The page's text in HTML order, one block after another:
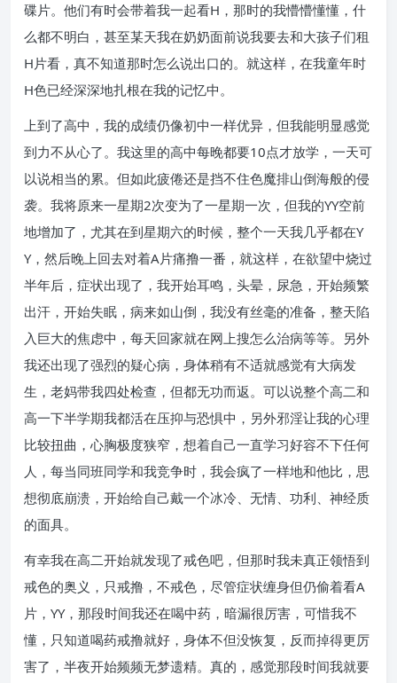
碟片。他们有时会带着我一起看H，那时的我懵懵懂懂，什
么都不明白，甚至某天我在奶奶面前说我要去和大孩子们租
H片看，真不知道那时怎么说出口的。就这样，在我童年时
H色已经深深地扎根在我的记忆中。
上到了高中，我的成绩仍像初中一样优异，但我能明显感觉
到力不从心了。我这里的高中每晚都要10点才放学，一天可
以说相当的累。但如此疲倦还是挡不住色魔排山倒海般的侵
袭。我将原来一星期2次变为了一星期一次，但我的YY空前
地增加了，尤其在到星期六的时候，整个一天我几乎都在Y
Y，然后晚上回去对着A片痛撸一番，就这样，在欲望中烧过
半年后，症状出现了，我开始耳鸣，头晕，尿急，开始频繁
出汗，开始失眠，病来如山倒，我没有丝毫的准备，整天陷
入巨大的焦虑中，每天回家就在网上搜怎么治病等等。另外
我还出现了强烈的疑心病，身体稍有不适就感觉有大病发
生，老妈带我四处检查，但都无功而返。可以说整个高二和
高一下半学期我都活在压抑与恐惧中，另外邪淫让我的心理
比较扭曲，心胸极度狭窄，想着自己一直学习好容不下任何
人，每当同班同学和我竞争时，我会疯了一样地和他比，思
想彻底崩溃，开始给自己戴一个冰冷、无情、功利、神经质
的面具。
有幸我在高二开始就发现了戒色吧，但那时我未真正领悟到
戒色的奥义，只戒撸，不戒色，尽管症状缠身但仍偷着看A
片，YY，那段时间我还在喝中药，暗漏很厉害，可惜我不
懂，只知道喝药戒撸就好，身体不但没恢复，反而掉得更厉
害了，半夜开始频频无梦遗精。真的，感觉那段时间我就要